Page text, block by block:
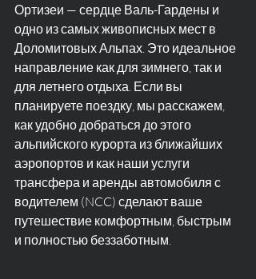
Ортизеи — сердце Валь-Гардены и
одно из самых живописных мест в
Доломитовых Альпах. Это идеальное
направление как для зимнего, так и
для летнего отдыха. Если вы
планируете поездку, мы расскажем,
как удобно добраться до этого
альпийского курорта из ближайших
аэропортов и как наши услуги
трансфера и аренды автомобиля с
водителем (NCC) сделают ваше
путешествие комфортным, быстрым
и полностью беззаботным.